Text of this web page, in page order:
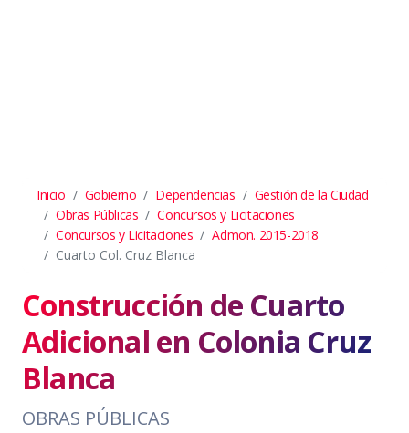
Inicio Gobierno Dependencias
Gestión de la Ciudad
Obras Públicas
Concursos y Licitaciones
Concursos y Licitaciones
Admon. 2015-2018
Cuarto Col. Cruz Blanca
Construcción de Cuarto
Adicional en Colonia Cruz
Blanca
OBRAS PÚBLICAS